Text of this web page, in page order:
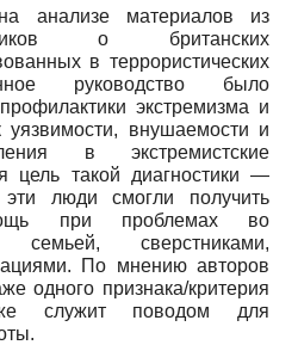
анализе материалов из
о британских
в террористических
руководство было
экстремизма и
уязвимости, внушаемости и
в экстремистские
цель такой диагностики —
эти люди смогли получить
при проблемах во
сверстниками,
По мнению авторов
одного признака/критерия
служит поводом для